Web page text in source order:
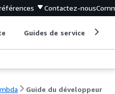
Contactez-nous
Guides de service
Guide du développeur